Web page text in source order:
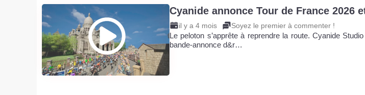
Cyanide annonce Tour de France 2026
il y a 4 mois Soyez le premier à commenter !
Le peloton s’apprête à reprendre la route. Cyanide
bande-annonce d&r…